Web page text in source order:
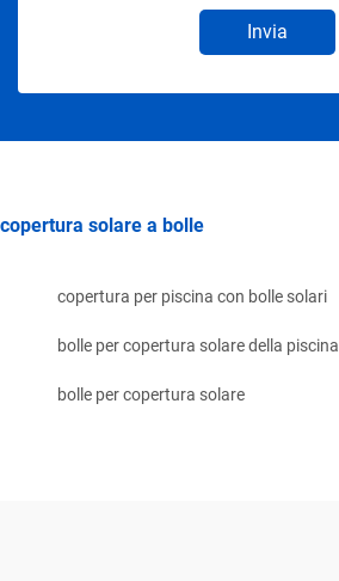
Invia
copertura solare a bolle
copertura per piscina con bolle solari
bolle per copertura solare della piscina
bolle per copertura solare